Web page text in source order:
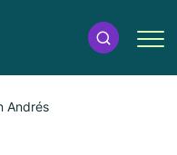
Andrés